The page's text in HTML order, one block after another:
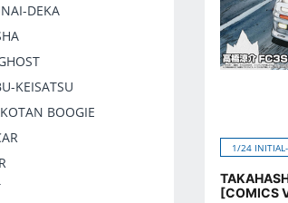
DEKA
KEISATSU
BOOGIE
1/24
[COMICS